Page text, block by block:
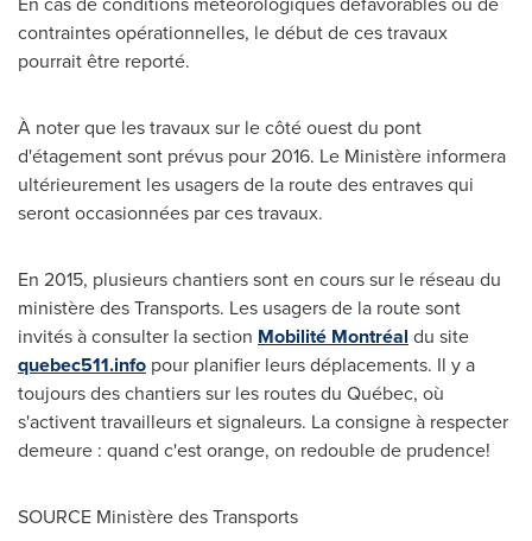
contraintes opérationnelles, le début de ces travaux
pourrait être reporté.
À noter que les travaux sur le côté ouest du pont
d'étagement sont prévus pour 2016. Le Ministère informera
ultérieurement les usagers de la route des entraves qui
seront occasionnées par ces travaux.
En 2015, plusieurs chantiers sont en cours sur le réseau du
ministère des Transports. Les usagers de la route sont
invités à consulter la section Mobilité Montréal du site
quebec511.info pour planifier leurs déplacements. Il y a
toujours des chantiers sur les routes du Québec, où
s'activent travailleurs et signaleurs. La consigne à respecter
demeure : quand c'est orange, on redouble de prudence!
SOURCE Ministère des Transports